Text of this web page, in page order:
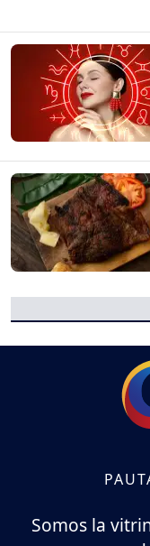
Somos la